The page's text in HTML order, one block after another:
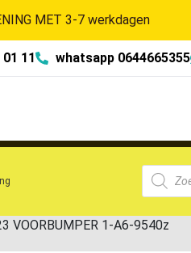
MET 3-7 werkdagen
11 whatsapp 0644665355
VOORBUMPER 1-A6-9540z